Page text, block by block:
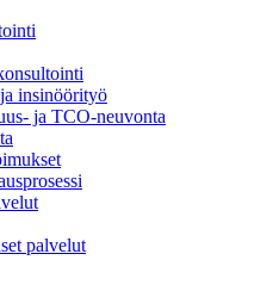
insinöörityö
ja TCO-neuvonta
palvelut